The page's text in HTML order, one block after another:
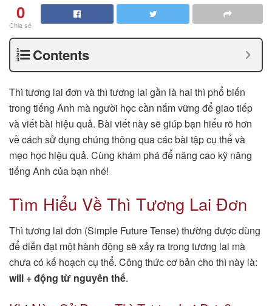
0
Chia sẻ
Contents
Thì tương lai đơn và thì tương lai gần là hai thì phổ biến
trong tiếng Anh mà người học cần nắm vững để giao tiếp
và viết bài hiệu quả. Bài viết này sẽ giúp bạn hiểu rõ hơn
về cách sử dụng chúng thông qua các bài tập cụ thể và
mẹo học hiệu quả. Cùng khám phá để nâng cao kỹ năng
tiếng Anh của bạn nhé!
Tìm Hiểu Về Thì Tương Lai Đơn
Thì tương lai đơn (Simple Future Tense) thường được dùng
để diễn đạt một hành động sẽ xảy ra trong tương lai mà
chưa có kế hoạch cụ thể. Công thức cơ bản cho thì này là:
will + động từ nguyên thể.